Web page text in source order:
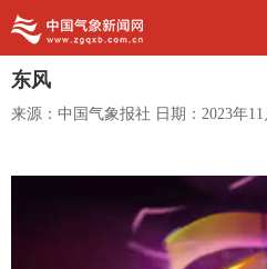
东风
来源：中国气象报社 日期：2023年